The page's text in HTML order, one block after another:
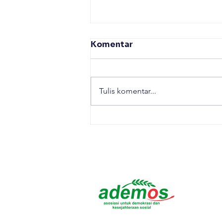
Komentar
Tulis komentar...